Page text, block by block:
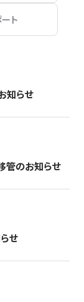
ト
知らせ
管のお知らせ
せ